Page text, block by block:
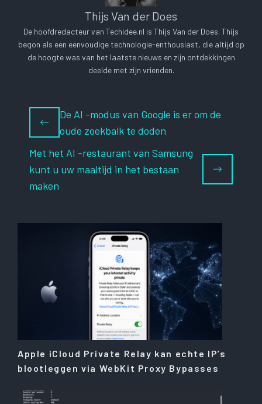
Thijs Van der Does
De hoofdredacteur van Techidee.nl is Thijs Van der Does. Thijs
begon als een eenvoudige technologie-enthousiast, die altijd op
de hoogte was van het laatste nieuws en zijn ontdekkingen
deelde met zijn vrienden.
De AI -modus van Google is er om de
oude zoekbalk te doden
Met het AI -restaurant van Samsung
kunt u uw maaltijd in het bestaan ​​
maken
Apple iCloud Private Relay kan echte IP’s
blootleggen via WebKit Proxy Bypasses